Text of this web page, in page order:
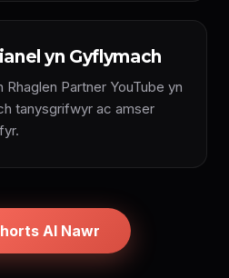
yn Gyflymach
Partner YouTube yn
tanysgrifwyr ac amser
AI Nawr